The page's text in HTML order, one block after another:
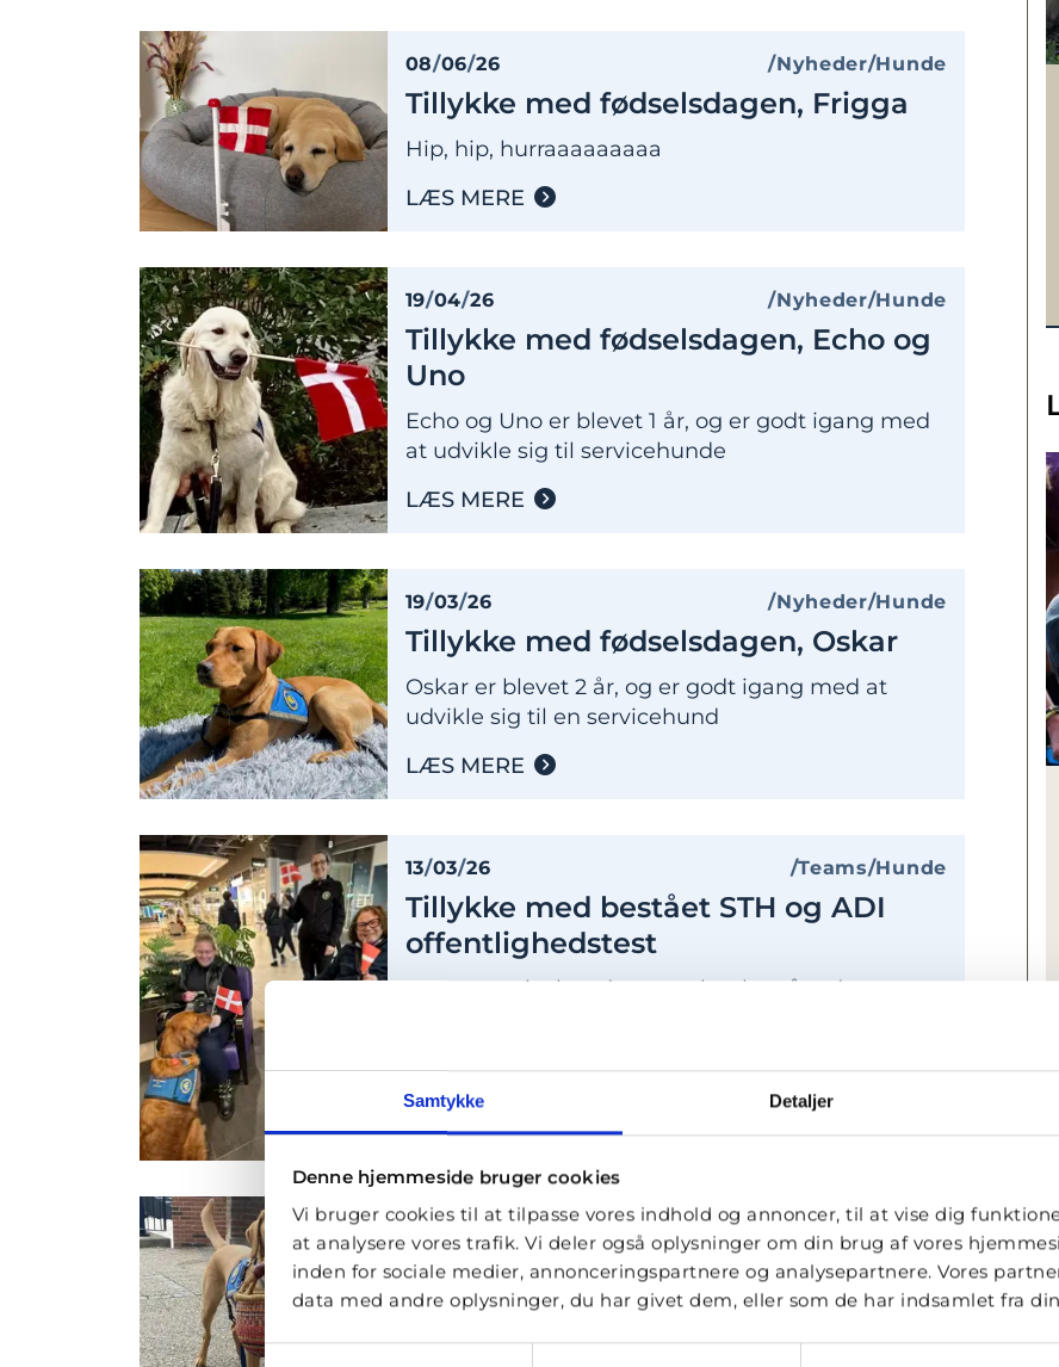
Samtykke Detaljer
Denne hjemmeside bruger cookies
Vi bruger cookies til at tilpasse vores indhold og annoncer, til at vise dig
at analysere vores trafik. Vi deler også oplysninger om din brug af vores
inden for sociale medier, annonceringspartnere og analysepartnere. Vores
data med andre oplysninger, du har givet dem, eller som de har indsamlet fra
Samtykkevalg
08/06/26 Nyheder Hunde
Tillykke med fødselsdagen, Frigga
Hip, hip, hurraaaaaaaaa
LÆS MERE
19/04/26 Nyheder Hunde
Tillykke med fødselsdagen, Echo og
Uno
Echo og Uno er blevet 1 år, og er godt igang med
at udvikle sig til servicehunde
LÆS MERE
19/03/26 Nyheder Hunde
Tillykke med fødselsdagen, Oskar
Oskar er blevet 2 år, og er godt igang med at
udvikle sig til en servicehund
LÆS MERE
13/03/26 Teams Hunde
Tillykke med bestået STH og ADI
offentlighedstest
To nye servicehundeteams har bestået den
Assistance Dogs International (ADI).
LÆS MERE
Nyheder
Tillykke med fødselsdagen, Ralle
Ralle blevet 2 år, og er godt igang med at udvikle
sig til en dygtig servicehund